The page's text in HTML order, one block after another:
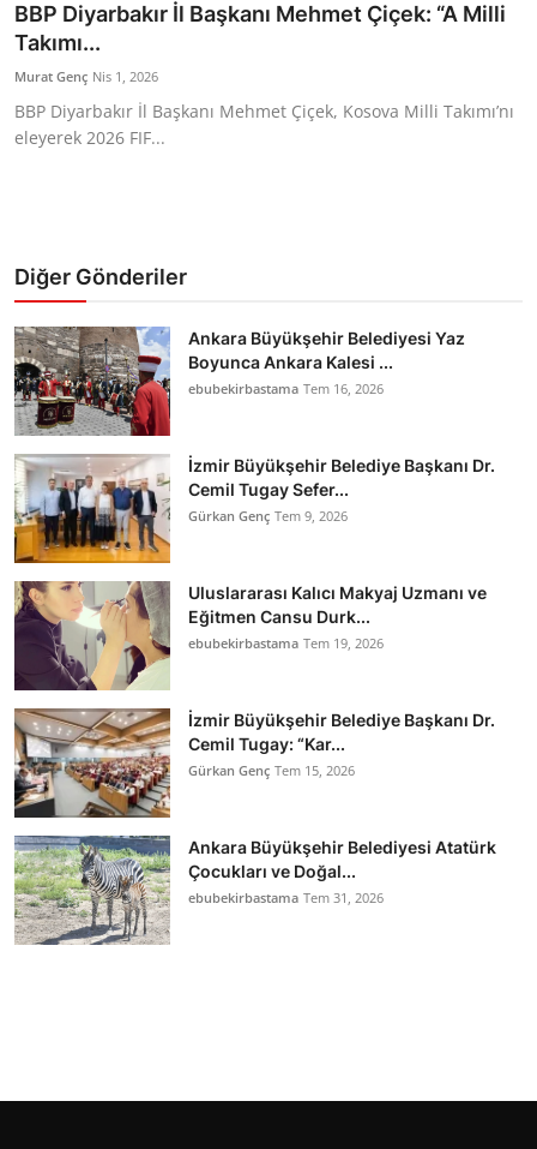
BBP Diyarbakır İl Başkanı Mehmet Çiçek: “A Milli
Takımı...
Murat Genç Nis 1, 2026
BBP Diyarbakır İl Başkanı Mehmet Çiçek, Kosova Milli Takımı’nı
eleyerek 2026 FIF...
Diğer Gönderiler
Ankara Büyükşehir Belediyesi Yaz
Boyunca Ankara Kalesi ...
ebubekirbastama Tem 16, 2026
İzmir Büyükşehir Belediye Başkanı Dr.
Cemil Tugay Sefer...
Gürkan Genç Tem 9, 2026
Uluslararası Kalıcı Makyaj Uzmanı ve
Eğitmen Cansu Durk...
ebubekirbastama Tem 19, 2026
İzmir Büyükşehir Belediye Başkanı Dr.
Cemil Tugay: “Kar...
Gürkan Genç Tem 15, 2026
Ankara Büyükşehir Belediyesi Atatürk
Çocukları ve Doğal...
ebubekirbastama Tem 31, 2026